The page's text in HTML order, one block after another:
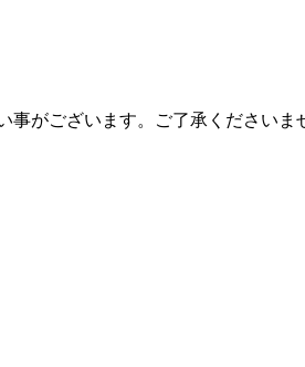
事がございます。ご了承くださいま